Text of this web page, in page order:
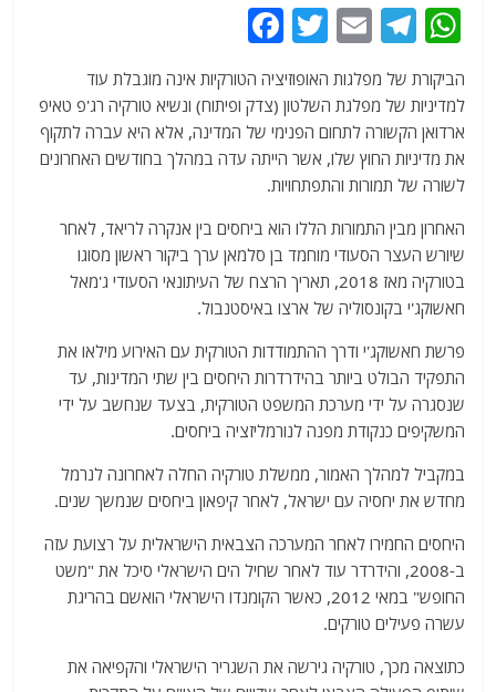
W
at
s
A
p
p
T
el
e
g
ra
m
E
ai
l
T
itt
er
c
e
b
o
k
הביקורת של מפלגות האופוזיציה הטורקיות אינה מוגבלת עוד
למדיניות של מפלגת השלטון (צדק ופיתוח) ונשיא טורקיה רג'פ טאיפ
ארדואן הקשורה לתחום הפנימי של המדינה, אלא היא עברה לתקוף
את מדיניות החוץ שלו, אשר הייתה עדה במהלך בחודשים האחרונים
לשורה של תמורות והתפתחויות.
האחרון מבין התמורות הללו הוא ביחסים בין אנקרה לריאד, לאחר
שיורש העצר הסעודי מוחמד בן סלמאן ערך ביקור ראשון מסוגו
בטורקיה מאז 2018, תאריך הרצח של העיתונאי הסעודי ג'מאל
חאשוקג'י בקונסוליה של ארצו באיסטנבול.
פרשת חאשוקג'י ודרך ההתמודדות הטורקית עם האירוע מילאו את
התפקיד הבולט ביותר בהידרדרות היחסים בין שתי המדינות, עד
שנסגרה על ידי מערכת המשפט הטורקית, בצעד שנחשב על ידי
המשקיפים כנקודת מפנה לנורמליזציה ביחסים.
במקביל למהלך האמור, ממשלת טורקיה החלה לאחרונה לנרמל
מחדש את יחסיה עם ישראל, לאחר קיפאון ביחסים שנמשך שנים.
היחסים החמירו לאחר המערכה הצבאית הישראלית על רצועת עזה
ב-2008, והידרדר עוד לאחר שחיל הים הישראלי סיכל את "משט
החופש" במאי 2012, כאשר הקומנדו הישראלי הואשם בהריגת
עשרה פעילים טורקים.
כתוצאה מכך, טורקיה גירשה את השגריר הישראלי והקפיאה את